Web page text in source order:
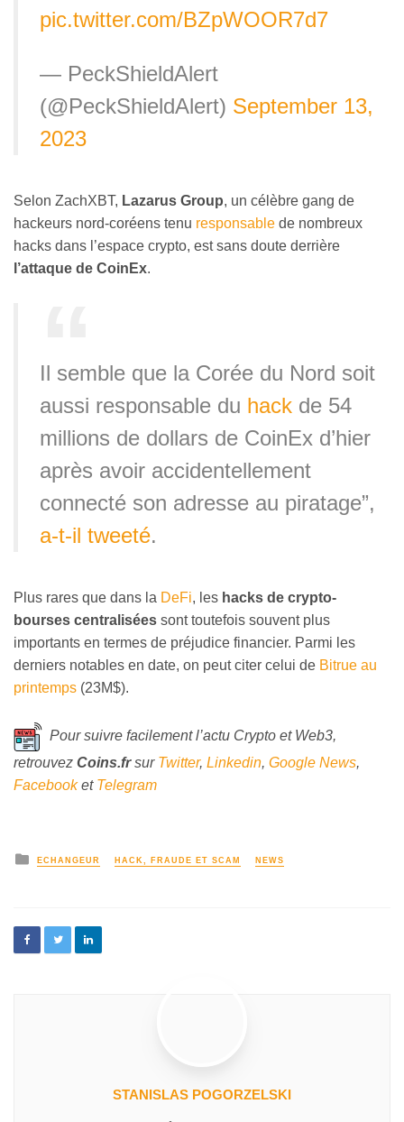
pic.twitter.com/BZpWOOR7d7
— PeckShieldAlert
(@PeckShieldAlert) September 13,
2023
Selon ZachXBT, Lazarus Group, un célèbre gang de
hackeurs nord-coréens tenu responsable de nombreux
hacks dans l’espace crypto, est sans doute derrière
l’attaque de CoinEx.
Il semble que la Corée du Nord soit
aussi responsable du hack de 54
millions de dollars de CoinEx d’hier
après avoir accidentellement
connecté son adresse au piratage”,
a-t-il tweeté.
Plus rares que dans la DeFi, les hacks de crypto-
bourses centralisées sont toutefois souvent plus
importants en termes de préjudice financier. Parmi les
derniers notables en date, on peut citer celui de Bitrue au
printemps (23M$).
Pour suivre facilement l’actu Crypto et Web3,
retrouvez Coins.frsur Twitter, Linkedin, Google News,
Facebooket Telegram
ECHANGEUR HACK, FRAUDE ET SCAM NEWS
STANISLAS POGORZELSKI